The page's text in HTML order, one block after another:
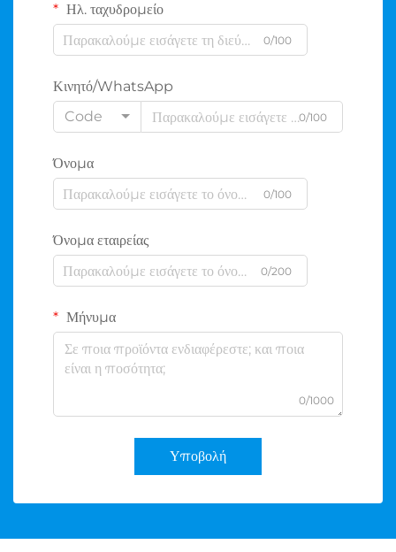
Ηλ. ταχυδρομείο
0/100
Κινητό/WhatsApp
Code
0/100
Όνομα
0/100
Όνομα εταιρείας
0/200
Μήνυμα
0/1000
Υποβολή